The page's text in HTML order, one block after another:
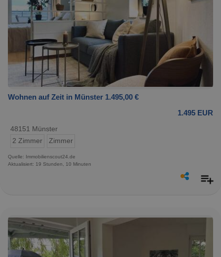
Wohnen auf Zeit in Münster 1.495,00 €
1.495 EUR
48151 Münster
2 Zimmer
Zimmer
Quelle: Immobilienscout24.de
Aktualisiert: 19 Stunden, 10 Minuten